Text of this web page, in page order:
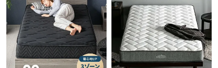
小
型
商
品
の
約92% 約85% 約87.4%
熱を遮断して涼しく快適に